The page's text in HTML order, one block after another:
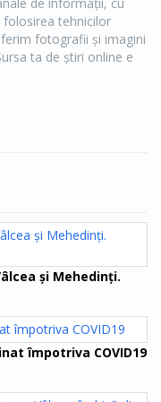
tehnicilor
fotografii şi imagini
ta de ştiri online e
și Mehedinți.
împotriva COVID19